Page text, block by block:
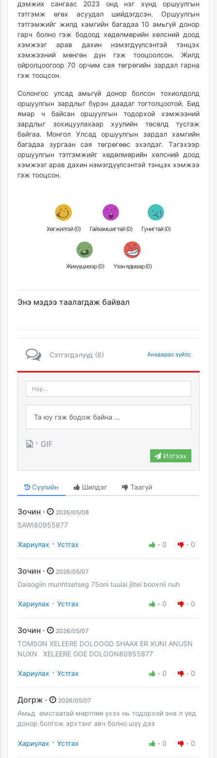
дэмжих сангаас 2023 онд нэг хүнд оршуулгын
тэтгэмж өгөх асуудал шийдэгдсэн. Оршуулгын
тэтгэмжийг жилд хамгийн багадаа 10 амьгүй донор
гарч болно гэж бодоод хөдөлмөрийн хөлсний доод
хэмжээг арав дахин нэмэгдүүлсэнтэй тэнцэх
хэмжээний мөнгөн дүн гэж тооцоолсон. Жилд
ойролцоогоор 70 орчим сая төгрөгийн зардал гарна
гэж тооцсон.
Солонгос улсад амьгүй донор болсон тохиолдолд
оршуулгын зардлыг бүрэн даадаг тогтолцоотой. Бид
ямар ч байсан оршуулгын тодорхой хэмжээний
зардлыг зохицуулахаар хуулийн төсөлд тусгаж
байгаа. Монгол Улсад оршуулгын зардал хамгийн
багадаа зургаан сая төгрөгөөс эхэлдэг. Тэгэхээр
оршуулгын тэтгэмжийг хөдөлмөрийн хөлсний доод
хэмжээг арав дахин нэмэгдүүлсэнтэй тэнцэх хэмжээ
гэж тооцсон.
Хөгжилтэй (0) Гайхамшигтай (0) Гунигтай (0)
Жихүүцмээр (0) Үзэн ядмаар (0)
Энэ мэдээ таалагдаж байвал
Сэтгэгдэлүүд (6) Анхаарах зүйлс
· GIF
Илгээх
Сүүлийн Шилдэг Таагүй
Зочин · 2026/05/08
SAWI80955877
Хариулах · Устгах - 0 - 0
Зочин · 2026/05/07
Daisogiin munhtsetseg 75oni tuulai jiltei boovnii nuh
Хариулах · Устгах - 0 - 0
Зочин · 2026/05/07
TOMSGN XELEERE DOLOOGD SHAAX ER XUNI ANUSN
NUXN XELEERE GOE DOLOON80955877
Хариулах · Устгах - 0 - 0
Догрж · 2026/05/07
Амьд амсгаатай мөртлөө үхэх нь тодорхой энэ л үед
донор болгож эрхтэнг авч болно шүү дээ
Хариулах · Устгах - 0 - 0